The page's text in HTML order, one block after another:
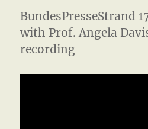
BundesPresseStrand
with Prof. Angela
recording